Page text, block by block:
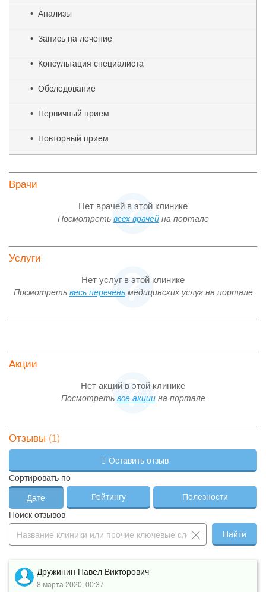
• Анализы
• Запись на лечение
• Консультация специалиста
• Обследование
• Первичный прием
• Повторный прием
Врачи
Нет врачей в этой клинике
Посмотреть всех врачейна портале
Услуги
Нет услуг в этой клинике
Посмотреть весь переченьмедицинских услуг на портале
Акции
Нет акций в этой клинике
Посмотреть все акциина портале
Отзывы (1)
Оставить отзыв
Сортировать по
Дате Рейтингу
Полезности
Поиск отзывов
Найти
Дружинин Павел Викторович
8 марта 2020, 00:37